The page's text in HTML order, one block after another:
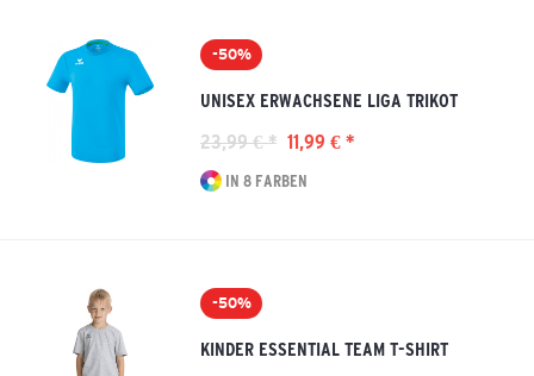
-50%
UNISEX ERWACHSENE LIGA TRIKOT
23,99 € * 11,99 € *
IN 8 FARBEN
-50%
KINDER ESSENTIAL TEAM T-SHIRT